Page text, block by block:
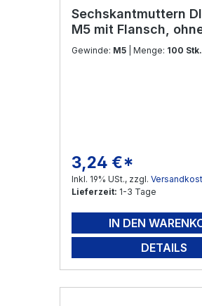
Sechskantmuttern
M5 mit Flansch,
Sperrverzahnung
Gewinde: M5 | Menge: 100 Stk.
Regulärer Preis:
3,24 €*
Inkl. 19% USt., zzgl.
Lieferzeit: 1-3 Tage
IN DEN
DETAILS